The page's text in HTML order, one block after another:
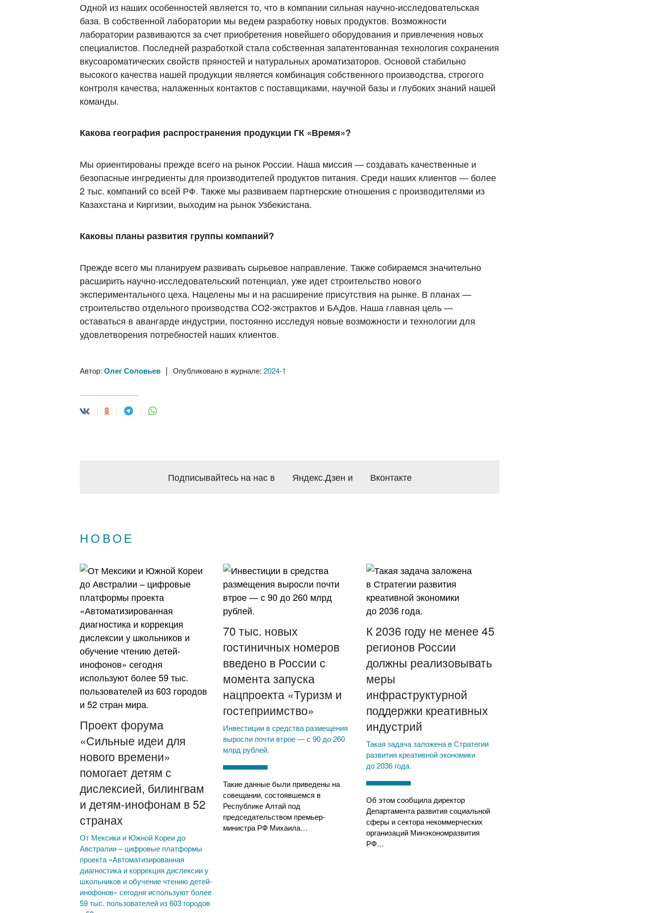
Одной из наших особенностей является то, что в компании сильная научно-исследовательская
база. В собственной лаборатории мы ведем разработку новых продуктов. Возможности
лаборатории развиваются за счет приобретения новейшего оборудования и привлечения новых
специалистов. Последней разработкой стала собственная запатентованная технология сохранения
вкусоароматических свойств пряностей и натуральных ароматизаторов. Основой стабильно
высокого качества нашей продукции является комбинация собственного производства, строгого
контроля качества, налаженных контактов с поставщиками, научной базы и глубоких знаний нашей
команды.
Какова география распространения продукции ГК «Время»?
Мы ориентированы прежде всего на рынок России. Наша миссия — создавать качественные и
безопасные ингредиенты для производителей продуктов питания. Среди наших клиентов — более
2 тыс. компаний со всей РФ. Также мы развиваем партнерские отношения с производителями из
Казахстана и Киргизии, выходим на рынок Узбекистана.
Каковы планы развития группы компаний?
Прежде всего мы планируем развивать сырьевое направление. Также собираемся значительно
расширить научно-исследовательский потенциал, уже идет строительство нового
экспериментального цеха. Нацелены мы и на расширение присутствия на рынке. В планах —
строительство отдельного производства CO2-экстрактов и БАДов. Наша главная цель —
оставаться в авангарде индустрии, постоянно исследуя новые возможности и технологии для
удовлетворения потребностей наших клиентов.
Автор:Олег Соловьев |Опубликовано в журнале:2024-1
Подписывайтесь на нас в Яндекс.Дзен и Вконтакте
НОВОЕ
Проект форума
«Сильные идеи для
нового времени»
помогает детям с
дислексией, билингвам
и детям-инофонам в 52
странах
От Мексики и Южной Кореи до
Австралии – цифровые платформы
проекта «Автоматизированная
диагностика и коррекция дислексии у
школьников и обучение чтению детей-
инофонов» сегодня используют более
59 тыс. пользователей из 603 городов
70 тыс. новых
гостиничных номеров
введено в России с
момента запуска
нацпроекта «Туризм и
гостеприимство»
Инвестиции в средства размещения
выросли почти втрое — с 90 до 260
млрд рублей.
Такие данные были приведены на
совещании, состоявшемся в
Республике Алтай под
председательством премьер-
министра РФ Михаила…
К 2036 году не менее 45
регионов России
должны реализовывать
меры
инфраструктурной
поддержки креативных
индустрий
Такая задача заложена в Стратегии
развития креативной экономики
до 2036 года.
Об этом сообщила директор
Департамента развития социальной
сферы и сектора некоммерческих
организаций Минэкономразвития
РФ…